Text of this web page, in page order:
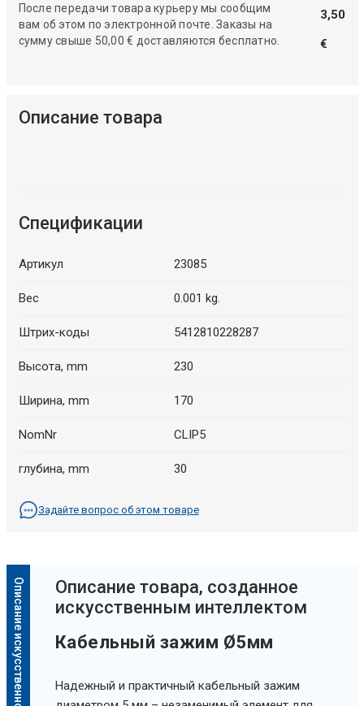
После передачи товара курьеру мы сообщим
вам об этом по электронной почте. Заказы на
сумму свыше 50,00 € доставляются бесплатно.
3,50
€
Описание товара
Спецификации
Артикул 23085
Вес 0.001 kg.
Штрих-коды 5412810228287
Высота, mm 230
Ширина, mm 170
NomNr CLIP5
глубина, mm 30
Задайте вопрос об этом товаре
Oписание товара, созданное
искусственным интеллектом
Кабельный зажим Ø5мм
Надежный и практичный кабельный зажим